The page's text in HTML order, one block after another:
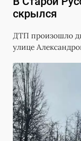
скрылся
ДТП произошло
улице